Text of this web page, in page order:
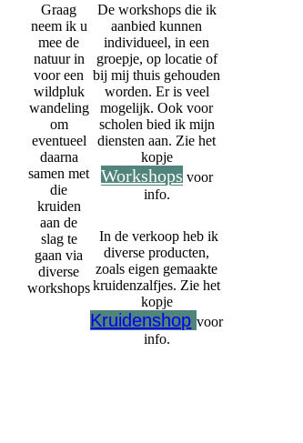
Graag
neem ik u
mee de
natuur in
voor een
wildpluk
wandeling
om
eventueel
daarna
samen met
die
kruiden
aan de
slag te
gaan via
diverse
workshops
De workshops die ik
aanbied kunnen
individueel, in een
groepje, op locatie of
bij mij thuis gehouden
worden. Er is veel
mogelijk. Ook voor
scholen bied ik mijn
diensten aan. Zie het
kopje
Workshops voor
info.
In de verkoop heb ik
diverse producten,
zoals eigen gemaakte
kruidenzalfjes. Zie het
kopje
Kruidenshop voor
info.